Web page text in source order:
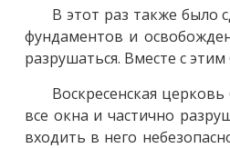
В этот раз также было
фундаментов и
разрушаться. Вместе с
Воскресенская
все окна и частично
входить в него